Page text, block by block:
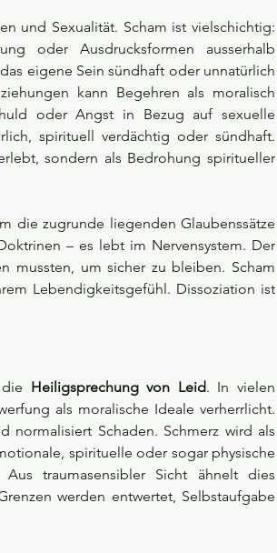
und Sexualität. Scham ist vielschichtig:
oder Ausdrucksformen ausserhalb
eigene Sein sündhaft oder unnatürlich
kann Begehren als moralisch
oder Angst in Bezug auf sexuelle
spirituell verdächtig oder sündhaft.
sondern als Bedrohung spiritueller
die zugrunde liegenden Glaubenssätze
– es lebt im Nervensystem. Der
mussten, um sicher zu bleiben. Scham
Lebendigkeitsgefühl. Dissoziation ist
Heiligsprechung von Leid. In vielen
als moralische Ideale verherrlicht.
normalisiert Schaden. Schmerz wird als
spirituelle oder sogar physische
traumasensibler Sicht ähnelt dies
werden entwertet, Selbstaufgabe